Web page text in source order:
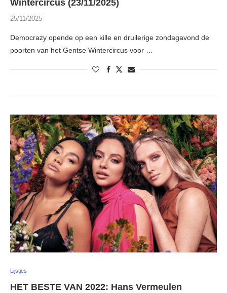
Wintercircus (23/11/2025)
25/11/2025
Democrazy opende op een kille en druilerige zondagavond de
poorten van het Gentse Wintercircus voor …
Lijstjes
HET BESTE VAN 2022: Hans Vermeulen